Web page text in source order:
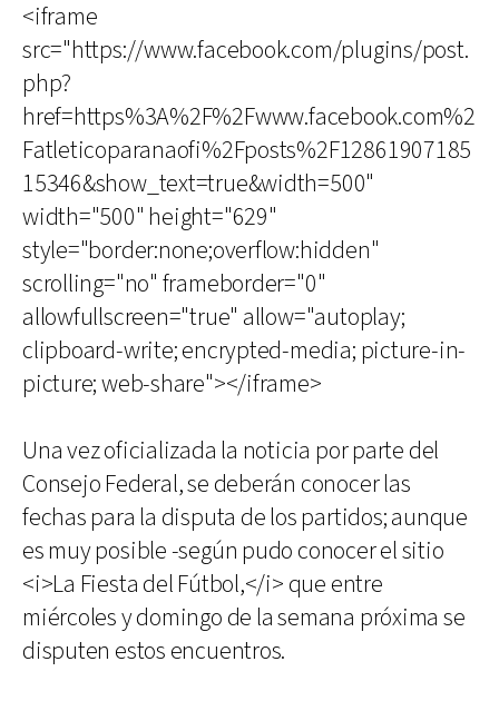
<iframe
src="https://www.facebook.com/plugins/post.
php?
href=https%3A%2F%2Fwww.facebook.com%2
Fatleticoparanaofi%2Fposts%2F12861907185
15346&show_text=true&width=500"
width="500" height="629"
style="border:none;overflow:hidden"
scrolling="no" frameborder="0"
allowfullscreen="true" allow="autoplay;
clipboard-write; encrypted-media; picture-in-
picture; web-share"></iframe>
Una vez oficializada la noticia por parte del
Consejo Federal, se deberán conocer las
fechas para la disputa de los partidos; aunque
es muy posible -según pudo conocer el sitio
<i>La Fiesta del Fútbol,</i> que entre
miércoles y domingo de la semana próxima se
disputen estos encuentros.